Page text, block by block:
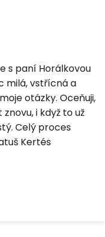
s paní Horálkovou
milá, vstřícná a
otázky. Oceňuji,
i když to už
Celý proces
Kertés